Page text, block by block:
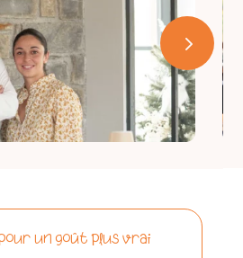
un goût plus vrai